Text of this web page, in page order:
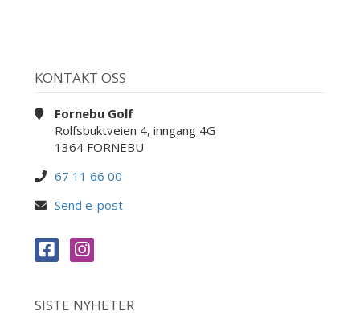
KONTAKT OSS
Fornebu Golf
Rolfsbuktveien 4, inngang 4G
1364 FORNEBU
67 11 66 00
Send e-post
SISTE NYHETER